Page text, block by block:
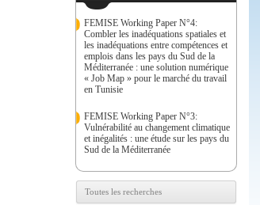
FEMISE Working Paper N°4:
Combler les inadéquations spatiales et
les inadéquations entre compétences et
emplois dans les pays du Sud de la
Méditerranée : une solution numérique
« Job Map » pour le marché du travail
en Tunisie
FEMISE Working Paper N°3:
Vulnérabilité au changement climatique
et inégalités : une étude sur les pays du
Sud de la Méditerranée
Toutes les recherches